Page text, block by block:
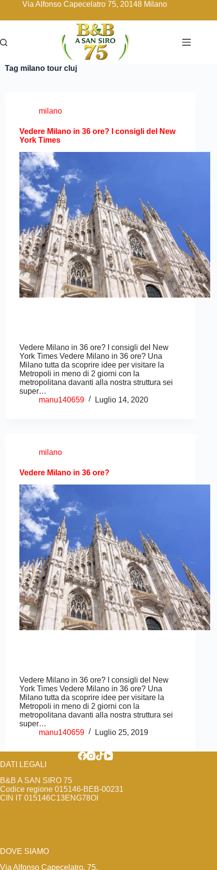
Via Alfonso Capecelatro 75, 20148 Milano
Tag milano tour cluj
milano
Vedere Milano in 36 ore? I consigli del New
York Times
Vedere Milano in 36 ore? I consigli del New
York Times Vedere Milano in 36 ore? Una
Milano tutta da scoprire idee per visitare la
Metropoli in meno di 2 giorni con la
metropolitana davanti alla nostra struttura sei
super…
manu140659
Luglio 14, 2020
milano
Vedere Milano in 36 ore?
Vedere Milano in 36 ore? I consigli del New
York Times Vedere Milano in 36 ore? Una
Milano tutta da scoprire idee per visitare la
Metropoli in meno di 2 giorni con la
metropolitana davanti alla nostra struttura sei
super…
manu140659
Luglio 25, 2019
DATI LEGALI
B&B A SAN SIRO 75
Codice regione 015146-BEB-00231
CIN IT 015146C13ENG78OI
DOVE SIAMO
Via Alfonso Capecelatro, 75,